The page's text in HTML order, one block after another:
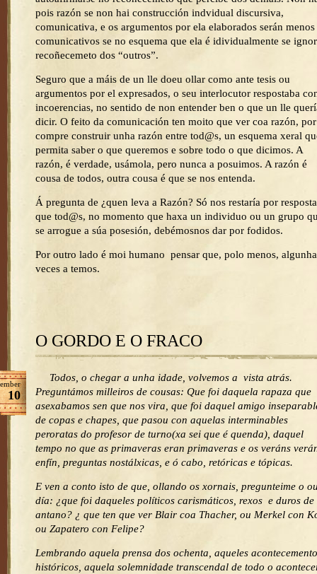
pois razón se non hai construcción indvidual discursiva,
comunicativa, e os argumentos por ela elaborados serán menos
comunicativos se no esquema que ela é idividualmente se
recoñecemeto dos “outros”.
Seguro que a máis de un lle doeu ollar como ante tesis ou
argumentos por el expresados, o seu interlocutor respostaba
incoerencias, no sentido de non entender ben o que un lle
dicir. O feito da comunicación ten moito que ver coa razón,
compre construir unha razón entre tod@s, un esquema xeral
permita saber o que queremos e sobre todo o que dicimos. A
razón, é verdade, usámola, pero nunca a posuimos. A razón é
cousa de todos, outra cousa é que se nos entenda.
Á pregunta de ¿quen leva a Razón? Só nos restaría por
que tod@s, no momento que haxa un individuo ou un grupo
se arrogue a súa posesión, debémosnos dar por fodidos.
Por outro lado é moi humano pensar que, polo menos,
veces a temos.
O GORDO E O FRACO
10
Todos, o chegar a unha idade, volvemos a vista atrás.
Preguntámos milleiros de cousas: Que foi daquela rapaza que
asexabamos sen que nos vira, que foi daquel amigo
de copas e chapes, que pasou con aquelas interminables
peroratas do profesor de turno(xa sei que é quenda), daquel
tempo no que as primaveras eran primaveras e os veráns
enfín, preguntas nostálxicas, e ó cabo, retóricas e tópicas.
E ven a conto isto de que, ollando os xornais, pregunteime o
día: ¿que foi daqueles políticos carismáticos, rexos e duros de
antano? ¿ que ten que ver Blair coa Thacher, ou Merkel con
ou Zapatero con Felipe?
Lembrando aquela prensa dos ochenta, aqueles
históricos, aquela solemnidade transcendal de todo o